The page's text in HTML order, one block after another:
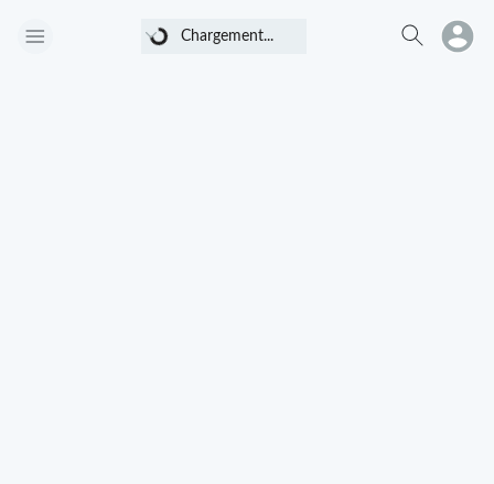
Chargement...